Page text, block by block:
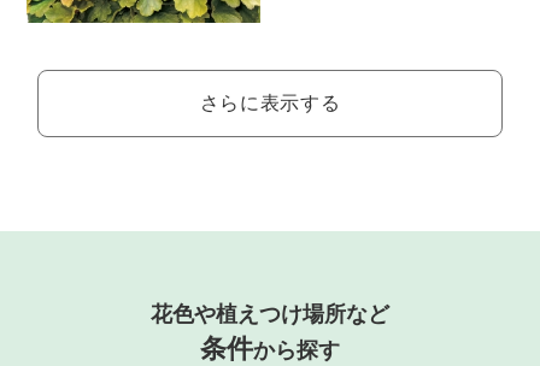
さらに表示する
花色や植えつけ場所など
条件から探す